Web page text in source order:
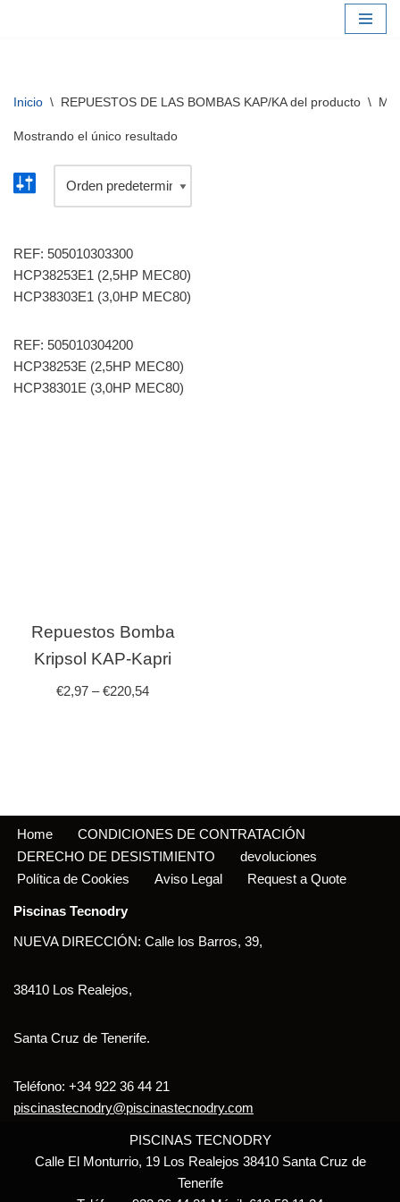
Inicio \ REPUESTOS DE LAS BOMBAS KAP/KA del producto \ M3
Mostrando el único resultado
REF: 505010303300
HCP38253E1 (2,5HP MEC80)
HCP38303E1 (3,0HP MEC80)
REF: 505010304200
HCP38253E (2,5HP MEC80)
HCP38301E (3,0HP MEC80)
Repuestos Bomba
Kripsol KAP-Kapri
€2,97 –€220,54
Home
CONDICIONES DE CONTRATACIÓN
DERECHO DE DESISTIMIENTO
devoluciones
Política de Cookies
Aviso Legal Request a Quote
Piscinas Tecnodry
NUEVA DIRECCIÓN: Calle los Barros, 39,
38410 Los Realejos,
Santa Cruz de Tenerife.
Teléfono: +34 922 36 44 21
piscinastecnodry@piscinastecnodry.com
PISCINAS TECNODRY
Calle El Monturrio, 19 Los Realejos 38410 Santa Cruz de
Tenerife